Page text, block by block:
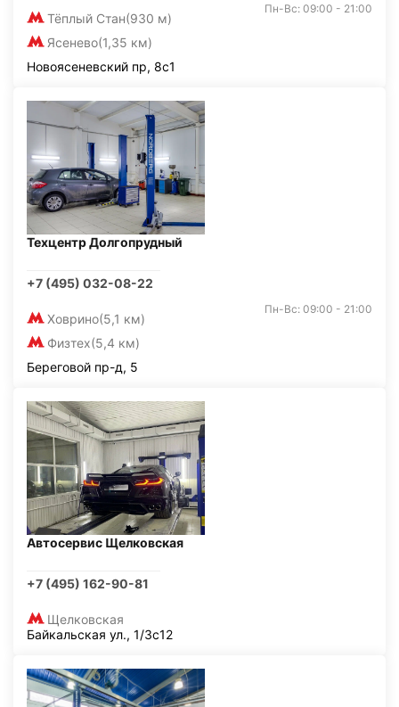
Тёплый Стан(930 м)
Ясенево(1,35 км)
Пн-Вс: 09:00 - 21:00
Новоясеневский пр, 8с1
Техцентр Долгопрудный
+7 (495) 032-08-22
Ховрино(5,1 км)
Физтех(5,4 км)
Пн-Вс: 09:00 - 21:00
Береговой пр-д, 5
Автосервис Щелковская
+7 (495) 162-90-81
Щелковская
Байкальская ул., 1/3с12